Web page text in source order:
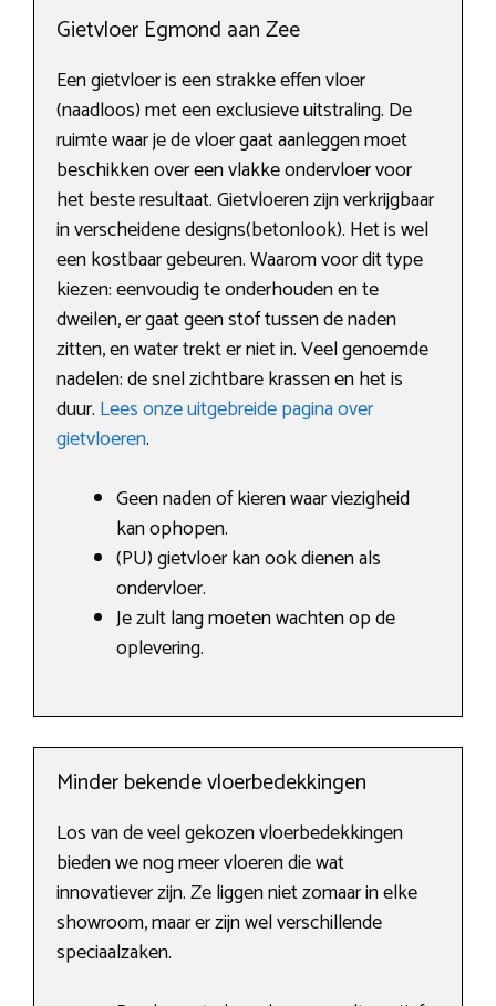
Gietvloer Egmond aan Zee
Een gietvloer is een strakke effen vloer
(naadloos) met een exclusieve uitstraling. De
ruimte waar je de vloer gaat aanleggen moet
beschikken over een vlakke ondervloer voor
het beste resultaat. Gietvloeren zijn verkrijgbaar
in verscheidene designs(betonlook). Het is wel
een kostbaar gebeuren. Waarom voor dit type
kiezen: eenvoudig te onderhouden en te
dweilen, er gaat geen stof tussen de naden
zitten, en water trekt er niet in. Veel genoemde
nadelen: de snel zichtbare krassen en het is
duur. Lees onze uitgebreide pagina over
gietvloeren.
Geen naden of kieren waar viezigheid
kan ophopen.
(PU) gietvloer kan ook dienen als
ondervloer.
Je zult lang moeten wachten op de
oplevering.
Minder bekende vloerbedekkingen
Los van de veel gekozen vloerbedekkingen
bieden we nog meer vloeren die wat
innovatiever zijn. Ze liggen niet zomaar in elke
showroom, maar er zijn wel verschillende
speciaalzaken.